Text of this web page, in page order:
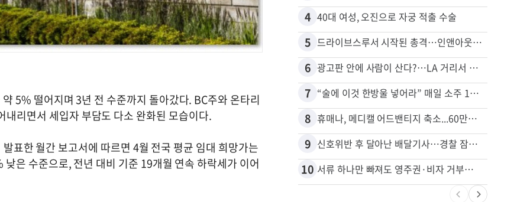
5% 떨어지며 3년 전 수준까지 돌아갔다. BC주와 온타리
리면서 세입자 부담도 다소 완화된 모습이다.
한 월간 보고서에 따르면 4월 전국 평균 임대 희망가는
은 수준으로, 전년 대비 기준 19개월 연속 하락세가 이어
4 40대 여성, 오진으로 자궁 적출 수술
5 드라이브스루서 시작된 총격…인앤아웃 참사 영상 공개
6 광고판 안에 사람이 산다?…LA 거리서 화제
7 “술에 이것 한방울 넣어라” 매일 소주 1병 까는 91세의 철칙
8 휴매나, 메디캘 어드밴티지 축소...60만명 플랜 상실 위기
9 신호위반 후 달아난 배달기사…경찰 잠복해 잡고보니 ‘반전’
10 서류 하나만 빠져도 영주권·비자 거부…심사관 재량권 대폭 확대